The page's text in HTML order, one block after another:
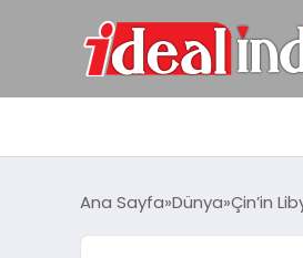
Ana Sayfa Dünya Çin’in